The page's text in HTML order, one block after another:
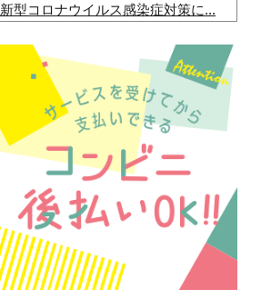
新型コロナウイルス感染症対策に...